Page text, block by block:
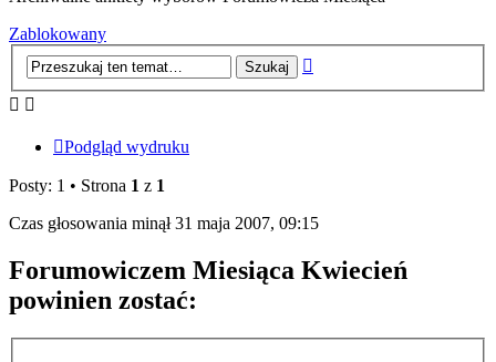
Zablokowany
Podgląd wydruku
Posty: 1 • Strona 1 z 1
Czas głosowania minął 31 maja 2007, 09:15
Forumowiczem Miesiąca Kwiecień
powinien zostać: